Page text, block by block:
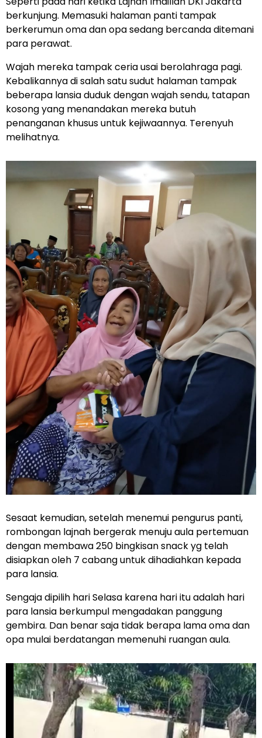
berkunjung. Memasuki halaman panti tampak
berkerumun oma dan opa sedang bercanda ditemani
para perawat.
Wajah mereka tampak ceria usai berolahraga pagi.
Kebalikannya di salah satu sudut halaman tampak
beberapa lansia duduk dengan wajah sendu, tatapan
kosong yang menandakan mereka butuh
penanganan khusus untuk kejiwaannya. Terenyuh
melihatnya.
Sesaat kemudian, setelah menemui pengurus panti,
rombongan lajnah bergerak menuju aula pertemuan
dengan membawa 250 bingkisan snack yg telah
disiapkan oleh 7 cabang untuk dihadiahkan kepada
para lansia.
Sengaja dipilih hari Selasa karena hari itu adalah hari
para lansia berkumpul mengadakan panggung
gembira. Dan benar saja tidak berapa lama oma dan
opa mulai berdatangan memenuhi ruangan aula.